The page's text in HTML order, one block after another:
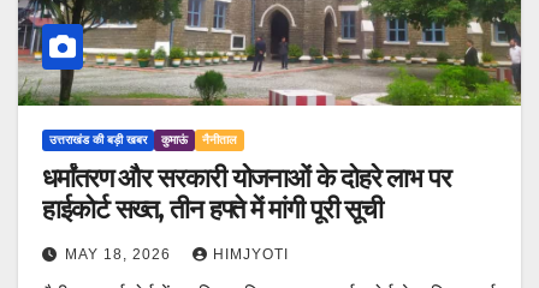
उत्तराखंड की बड़ी खबर कुमाऊं नैनीताल
धर्मांतरण और सरकारी योजनाओं के दोहरे लाभ पर
हाईकोर्ट सख्त, तीन हफ्ते में मांगी पूरी सूची
MAY 18, 2026 HIMJYOTI